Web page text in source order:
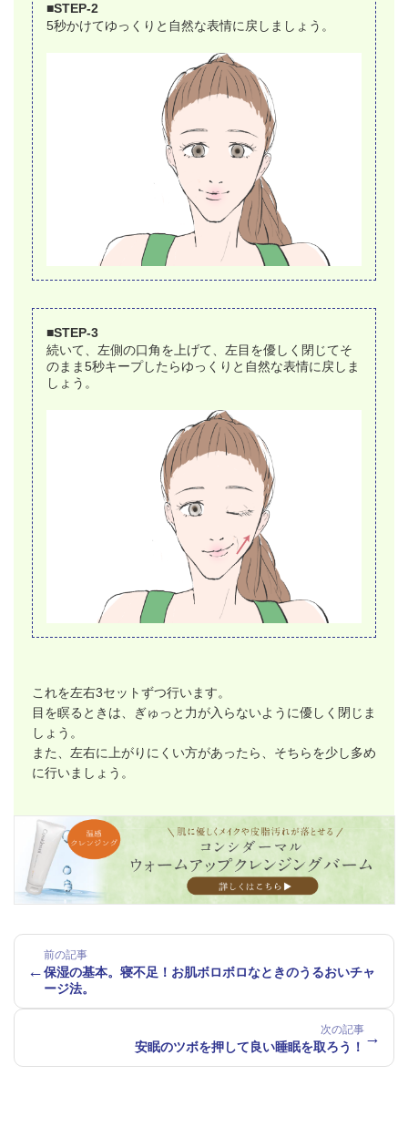
■STEP-2
5秒かけてゆっくりと自然な表情に戻しましょう。
■STEP-3
続いて、左側の口角を上げて、左目を優しく閉じてそ
のまま5秒キープしたらゆっくりと自然な表情に戻しま
しょう。
これを左右3セットずつ行います。
目を瞑るときは、ぎゅっと力が入らないように優しく閉じま
しょう。
また、左右に上がりにくい方があったら、そちらを少し多め
に行いましょう。
←
前の記事
保湿の基本。寝不足！お肌ボロボロなときのうるおいチャ
ージ法。
次の記事
安眠のツボを押して良い睡眠を取ろう！ →